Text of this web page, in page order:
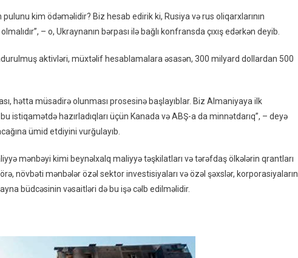
kim ödəməlidir? Biz hesab edirik ki, Rusiya və rus oliqarxlarının
– o, Ukraynanın bərpası ilə bağlı konfransda çıxış edərkən deyib.
aktivləri, müxtəlif hesablamalara əsasən, 300 milyard dollardan 500
hətta müsadirə olunması prosesinə başlayıblar. Biz Almaniyaya ilk
istiqamətdə hazırladıqları üçün Kanada və ABŞ-a da minnətdarıq”, – deyə
ümid etdiyini vurğulayıb.
mənbəyi kimi beynəlxalq maliyyə təşkilatları və tərəfdaş ölkələrin qrantları
növbəti mənbələr özəl sektor investisiyaları və özəl şəxslər, korporasiyaların
büdcəsinin vəsaitləri də bu işə cəlb edilməlidir.